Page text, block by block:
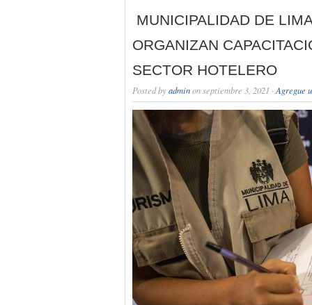
MUNICIPALIDAD DE
ORGANIZAN
SECTOR HOTELERO
Posted byadminon septiembre 3, 2021 · Agregue